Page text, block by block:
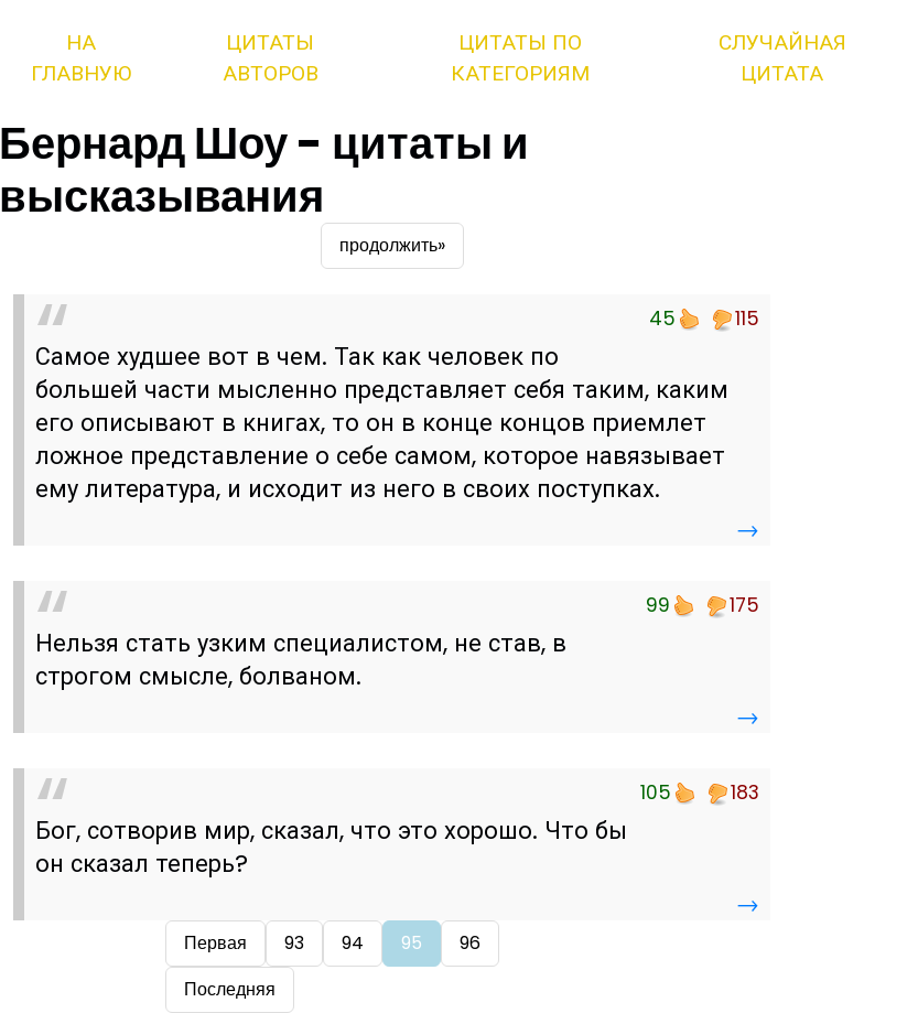
НА
ГЛАВНУЮ
ЦИТАТЫ
АВТОРОВ
ЦИТАТЫ ПО
КАТЕГОРИЯМ
СЛУЧАЙНАЯ
ЦИТАТА
Бернард Шоу - цитаты и
высказывания
продолжить»
45 115
Самое худшее вот в чем. Так как человек по
большей части мысленно представляет себя таким, каким
его описывают в книгах, то он в конце концов приемлет
ложное представление о себе самом, которое навязывает
ему литература, и исходит из него в своих поступках.
→
99 175
Нельзя стать узким специалистом, не став, в
строгом смысле, болваном.
→
105 183
Бог, сотворив мир, сказал, что это хорошо. Что бы
он сказал теперь?
→
Первая 93 94 95
96
Последняя